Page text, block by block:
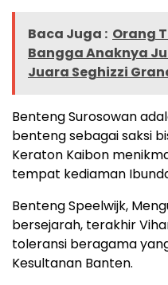
Baca Juga : Orang
Bangga Anaknya
Juara Seghizzi
Benteng Surosowan
benteng sebagai saksi
Keraton Kaibon
tempat kediaman
Benteng Speelwijk,
bersejarah, terakhir
toleransi beragama
Kesultanan Banten.